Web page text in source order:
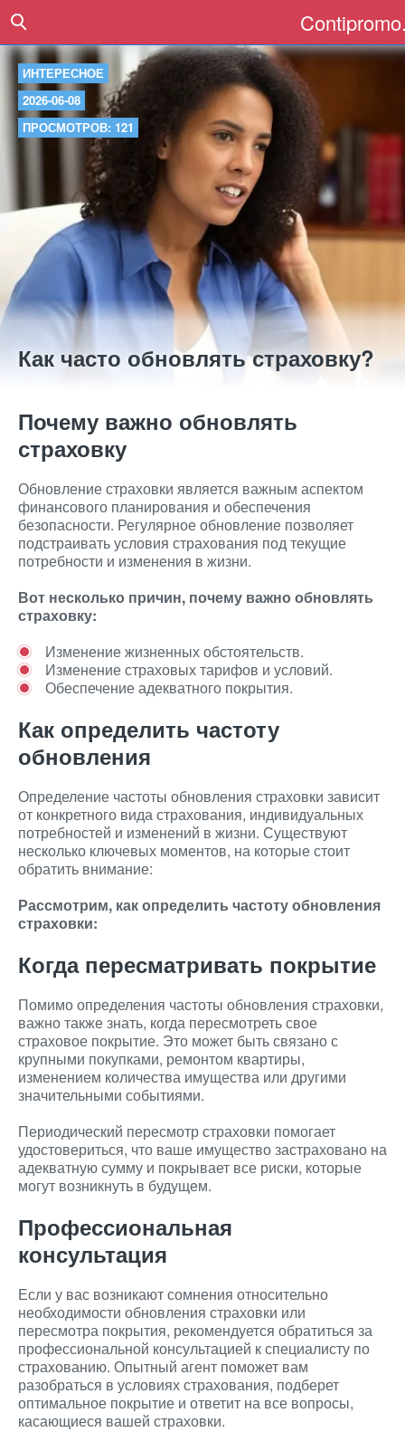
ИНТЕРЕСНОЕ
2026-06-08
ПРОСМОТРОВ: 121
Как часто обновлять страховку?
Почему важно обновлять
страховку
Обновление страховки является важным аспектом
финансового планирования и обеспечения
безопасности. Регулярное обновление позволяет
подстраивать условия страхования под текущие
потребности и изменения в жизни.
Вот несколько причин, почему важно обновлять
страховку:
Изменение жизненных обстоятельств.
Изменение страховых тарифов и условий.
Обеспечение адекватного покрытия.
Как определить частоту
обновления
Определение частоты обновления страховки зависит
от конкретного вида страхования, индивидуальных
потребностей и изменений в жизни. Существуют
несколько ключевых моментов, на которые стоит
обратить внимание:
Рассмотрим, как определить частоту обновления
страховки:
Когда пересматривать покрытие
Помимо определения частоты обновления страховки,
важно также знать, когда пересмотреть свое
страховое покрытие. Это может быть связано с
крупными покупками, ремонтом квартиры,
изменением количества имущества или другими
значительными событиями.
Периодический пересмотр страховки помогает
удостовериться, что ваше имущество застраховано на
адекватную сумму и покрывает все риски, которые
могут возникнуть в будущем.
Профессиональная
консультация
Если у вас возникают сомнения относительно
необходимости обновления страховки или
пересмотра покрытия, рекомендуется обратиться за
профессиональной консультацией к специалисту по
страхованию. Опытный агент поможет вам
разобраться в условиях страхования, подберет
оптимальное покрытие и ответит на все вопросы,
касающиеся вашей страховки.